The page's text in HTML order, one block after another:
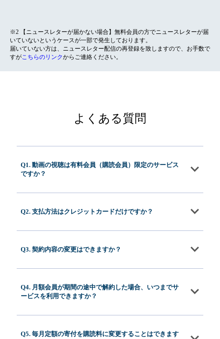
※2 【ニュースレターが届かない場合】無料会員の方でニュースレターが届
いていないというケースが一部で発生しております。
届いていない方は、ニュースレター配信の再登録を致しますので、お手数で
すがこちらのリンクからご連絡ください。
よくある質問
Q1. 動画の視聴は有料会員（購読会員）限定のサービス
ですか？
Q2. 支払方法はクレジットカードだけですか？
Q3. 契約内容の変更はできますか？
Q4. 月額会員が期間の途中で解約した場合、いつまでサ
ービスを利用できますか？
Q5. 毎月定額の寄付を購読料に変更することはできます